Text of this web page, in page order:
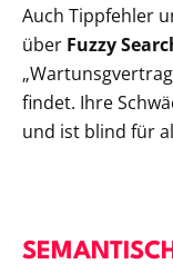
Auch Tippfehler
über Fuzzy
findet. Ihre
und ist blind für